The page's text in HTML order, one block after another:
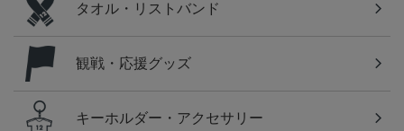
タオル・リストバンド
観戦・応援グッズ
キーホルダー・アクセサリー